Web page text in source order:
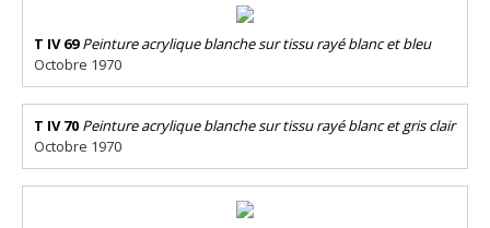
T IV 69 Peinture acrylique blanche sur tissu rayé blanc et bleu
Octobre 1970
T IV 70 Peinture acrylique blanche sur tissu rayé blanc et gris clair
Octobre 1970